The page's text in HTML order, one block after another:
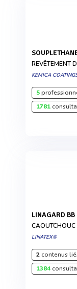
REVÊTEMENT
KEMICA
5
1781
LINAGARD BB
CAOUTCHOUC
LINATEX®
2contenus
1384